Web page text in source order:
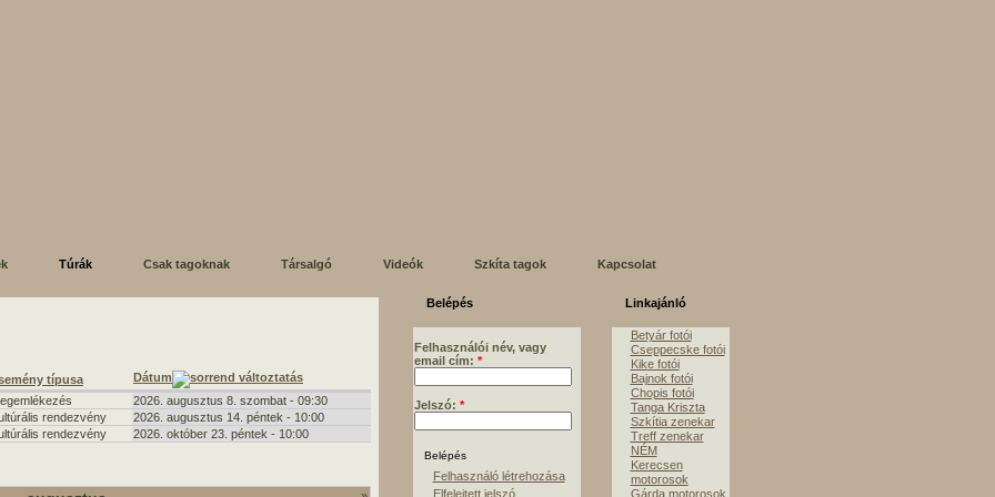
Túrák Csak tagoknak Társalgó Videók Szkíta tagok Kapcsolat
típusa
Dátum
2026. augusztus 8. szombat - 09:30
rendezvény
2026. augusztus 14. péntek - 10:00
rendezvény
2026. október 23. péntek - 10:00
Belépés
Felhasználói név, vagy
email cím: *
Jelszó: *
Felhasználó létrehozása
Elfelejtett jelszó
Linkajánló
Betyár fotói
Cseppecske fotói
Kike fotói
Bajnok fotói
Chopis fotói
Tanga Kriszta
Szkítia zenekar
Treff zenekar
NÉM
Kerecsen
motorosok
Gárda motorosok